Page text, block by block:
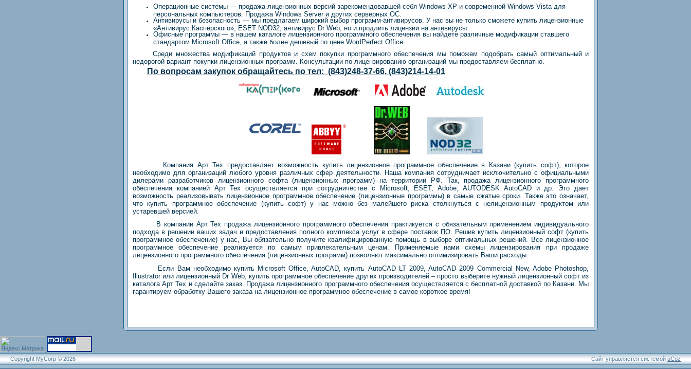
Операционные системы — продажа лицензионных версий зарекомендовавшей себя Windows XP и современной Windows Vista для
персональных компьютеров. Продажа Windows Server и других серверных ОС.
Антивирусы и безопасность — мы предлагаем широкий выбор программ-антивирусов. У нас вы не только сможете купить лицензионные
«Антивирус Касперского», ESET NOD32, антивирус Dr Web, но и продлить лицензии на антивирусы.
Офисные программы — в нашем каталоге лицензионного программного обеспечения вы найдете различные модификации ставшего
стандартом Microsoft Office, а также более дешевый по цене WordPerfect Office.
Среди множества модификаций продуктов и схем покупки программного обеспечения мы поможем подобрать самый оптимальный и
недорогой вариант покупки лицензионных программ. Консультации по лицензированию организаций мы предоставляем бесплатно.
По вопросам закупок обращайтесь по тел: (843)248-37-66, (843)214-14-01
Компания Арт Тех предоставляет возможность купить лицензионное программное обеспечение в Казани (купить софт), которое
необходимо для организаций любого уровня различных сфер деятельности. Наша компания сотрудничает исключительно с официальными
дилерами разработчиков лицензионного софта (лицензионных программ) на территории РФ. Так, продажа лицензионного программного
обеспечения компанией Арт Тех осуществляется при сотрудничестве с Microsoft, ESET, Adobe, AUTODESK AutoCAD и др. Это дает
возможность реализовывать лицензионное программное обеспечение (лицензионные программы) в самые сжатые сроки. Также это означает,
что купить программное обеспечение (купить софт) у нас можно без малейшего риска столкнуться с нелицензионным продуктом или
устаревшей версией.
В компании Арт Тех продажа лицензионного программного обеспечения практикуется с обязательным применением индивидуального
подхода в решении ваших задач и предоставления полного комплекса услуг в сфере поставок ПО. Решив купить лицензионный софт (купить
программное обеспечение) у нас, Вы обязательно получите квалифицированную помощь в выборе оптимальных решений. Все лицензионное
программное обеспечение реализуется по самым привлекательным ценам. Применяемые нами схемы лицензирования при продаже
лицензионного программного обеспечения (лицензионных программ) позволяют максимально оптимизировать Ваши расходы.
Если Вам необходимо купить Microsoft Office, AutoCAD, купить AutoCAD LT 2009, AutoCAD 2009 Commercial New, Adobe Photoshop,
Illustrator или лицензионный Dr Web, купить программное обеспечение других производителей – просто выберите нужный лицензионный софт из
каталогаАрт Тех и сделайте заказ. Продажа лицензионного программного обеспечения осуществляется с бесплатной доставкой по Казани. Мы
гарантируем обработку Вашего заказа на лицензионное программное обеспечение в самое короткое время!
Copyright MyCorp © 2026 Сайт управляется системойuCoz